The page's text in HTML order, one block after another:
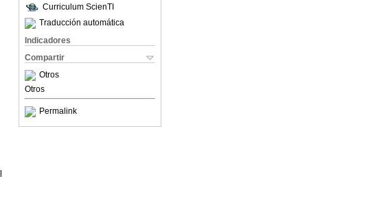
Curriculum ScienTI
Traducción automática
Indicadores
Compartir
Otros
Otros
Permalink